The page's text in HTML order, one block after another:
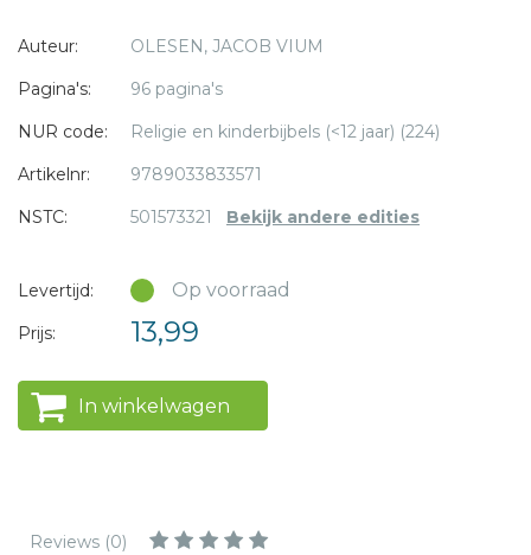
Terwijl je kind leest of creatief bezig is, leert hij/zij steeds
meer over hoe je
in geloof.
verschenen 'roze' editie 'Creatief bijbels dagboek'.
Auteur:
OLESEN, JACOB VIUM
Pagina's:
96 pagina's
NUR code:
Religie en kinderbijbels (<12 jaar) (224)
Artikelnr:
9789033833571
NSTC:
501573321 Bekijk andere edities
Levertijd: Op voorraad
Prijs: 13,99
In winkelwagen
Reviews (0)
* = verplicht